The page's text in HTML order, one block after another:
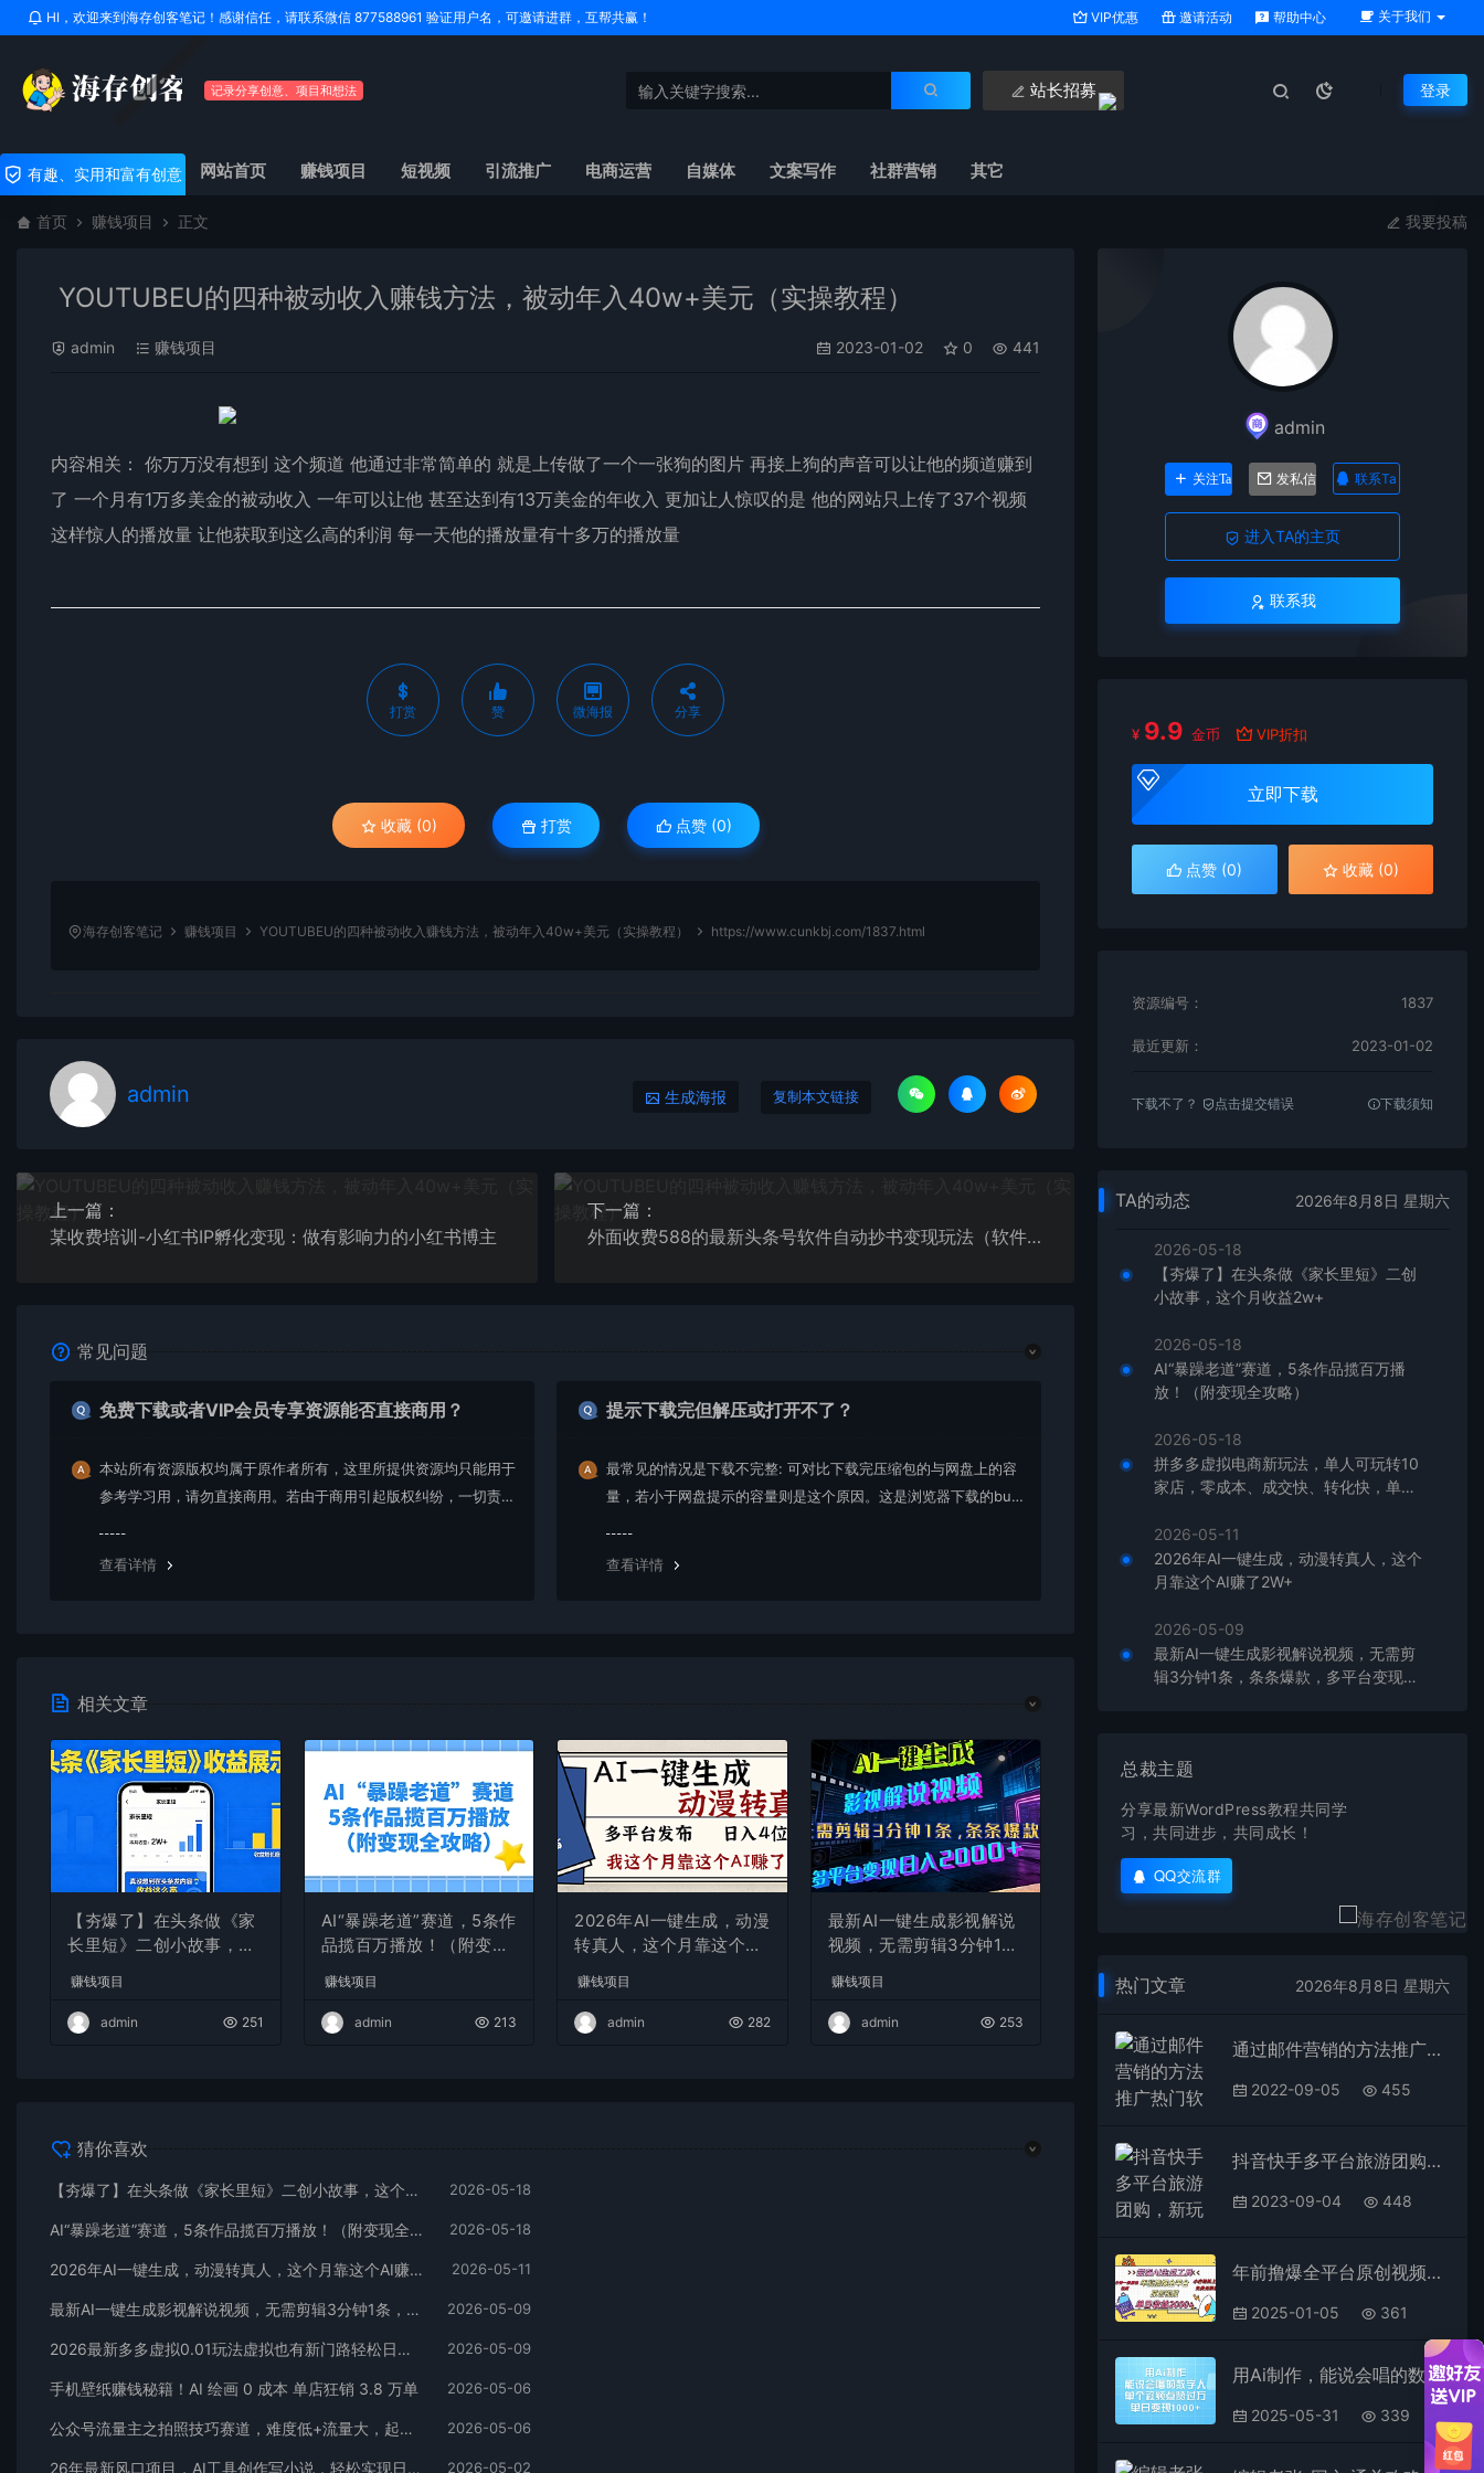
HI，欢迎来到海存创客笔记！感谢信任，请联系微信 877588961 验证用户名，可邀请进群，互帮共赢！ VIP优惠 邀请活动 帮助中心 关于我们
记录分享创意、项目和想法 站长招募 登录
有趣、实用和富有创意 网站首页 赚钱项目 短视频 引流推广 电商运营 自媒体 文案写作 社群营销 其它
首页 赚钱项目 正文 我要投稿
YOUTUBEU的四种被动收入赚钱方法，被动年入40w+美元（实操教程）
admin 赚钱项目 2023-01-02 0 441
内容相关： 你万万没有想到 这个频道 他通过非常简单的 就是上传做了一个一张狗的图片 再接上狗的声音可以让他的频道赚到
了 一个月有1万多美金的被动收入 一年可以让他 甚至达到有13万美金的年收入 更加让人惊叹的是 他的网站只上传了37个视频
这样惊人的播放量 让他获取到这么高的利润 每一天他的播放量有十多万的播放量
打赏 赞 微海报 分享
收藏 (0) 打赏 点赞 (0)
海存创客笔记 赚钱项目 YOUTUBEU的四种被动收入赚钱方法，被动年入40w+美元（实操教程） https://www.cunkbj.com/1837.html
admin 生成海报 复制本文链接
上一篇：
某收费培训-小红书IP孵化变现：做有影响力的小红书博主
下一篇：
外面收费588的最新头条号软件自动抄书变现玩法（软件+教程）
常见问题
免费下载或者VIP会员专享资源能否直接商用？
本站所有资源版权均属于原作者所有，这里所提供资源均只能用于
参考学习用，请勿直接商用。若由于商用引起版权纠纷，一切责任
查看详情
提示下载完但解压或打开不了？
最常见的情况是下载不完整: 可对比下载完压缩包的与网盘上的容
量，若小于网盘提示的容量则是这个原因。这是浏览器下载的bu
查看详情
相关文章
【夯爆了】在头条做《家
长里短》二创小故事，这
赚钱项目
admin 251
AI“暴躁老道”赛道，5条作
品揽百万播放！（附变现
赚钱项目
admin 213
2026年AI一键生成，动漫
转真人，这个月靠这个AI
赚钱项目
admin 282
最新AI一键生成影视解说
视频，无需剪辑3分钟1
现日入2000+
赚钱项目
admin 253
猜你喜欢
【夯爆了】在头条做《家长里短》二创小故事，这个月收益2w+ 2026-05-18
AI“暴躁老道”赛道，5条作品揽百万播放！（附变现全攻略） 2026-05-18
2026年AI一键生成，动漫转真人，这个月靠这个AI赚了2W+ 2026-05-11
最新AI一键生成影视解说视频，无需剪辑3分钟1条，条条爆款，多平台变现日入2000+ 2026-05-09
2026最新多多虚拟0.01玩法虚拟也有新门路轻松日入2500! 2026-05-09
手机壁纸赚钱秘籍！AI 绘画 0 成本 单店狂销 3.8 万单 2026-05-06
公众号流量主之拍照技巧赛道，难度低+流量大，起号第一篇就爆了10w阅读！ 2026-05-06
26年最新风口项目，AI工具创作写小说，轻松实现日入1000+ 2026-05-02
admin
关注Ta 发私信 联系Ta
进入TA的主页
联系我
¥ 9.9 金币 VIP折扣
立即下载
点赞 (0) 收藏 (0)
资源编号： 1837
最近更新： 2023-01-02
下载不了？ 点击提交错误 下载须知
TA的动态 2026年8月8日 星期六
2026-05-18
【夯爆了】在头条做《家长里短》二创
小故事，这个月收益2w+
2026-05-18
AI“暴躁老道”赛道，5条作品揽百万播
放！（附变现全攻略）
2026-05-18
拼多多虚拟电商新玩法，单人可玩转10
家店，零成本、成交快、转化快，单店
2026-05-11
2026年AI一键生成，动漫转真人，这个
月靠这个AI赚了2W+
2026-05-09
最新AI一键生成影视解说视频，无需剪
辑3分钟1条，条条爆款，多平台变现日
总裁主题
分享最新WordPress教程共同学
习，共同进步，共同成长！
QQ交流群
热门文章 2026年8月8日 星期六
通过邮件营销的方法推广热门软件，只需复制粘贴,日赚74美元
2022-09-05 455
抖音快手多平台旅游团购，新玩法+批量化操作
2023-09-04 448
年前撸爆全平台原创视频，最强AI生成工具，简单粗暴多平台发布，当日变现2000＋
2025-01-05 361
用Ai制作，能说会唱的数字人，单个视频点赞过万，单日变现1000+
2025-05-31 339